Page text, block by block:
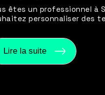
êtes un professionnel à
personnaliser des
Lire la suite